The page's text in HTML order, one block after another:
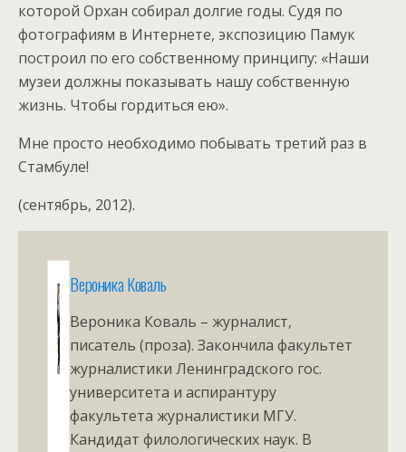
которой Орхан собирал долгие годы. Судя по
фотографиям в Интернете, экспозицию Памук
построил по его собственному принципу: «Наши
музеи должны показывать нашу собственную
жизнь. Чтобы гордиться ею».
Мне просто необходимо побывать третий раз в
Стамбуле!
(сентябрь, 2012).
Вероника Коваль
Вероника Коваль – журналист,
писатель (проза). Закончила факультет
журналистики Ленинградского гос.
университета и аспирантуру
факультета журналистики МГУ.
Кандидат филологических наук. В